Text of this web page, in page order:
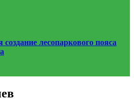
лесопаркового пояса